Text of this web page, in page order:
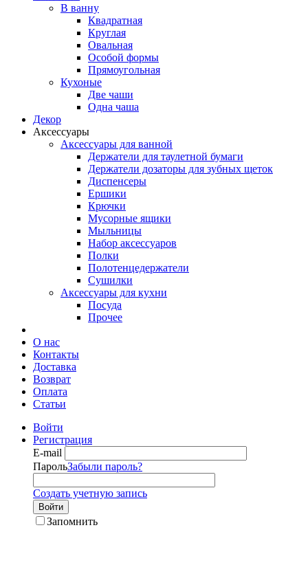
В ванну
Квадратная
Круглая
Овальная
Особой формы
Прямоугольная
Кухоные
Две чаши
Одна чаша
Декор
Аксессуары
Аксессуары для ванной
Держатели для таулетной бумаги
Держатели дозаторы для зубных щеток
Диспенсеры
Ершики
Крючки
Мусорные ящики
Мыльницы
Набор аксессуаров
Полки
Полотенцедержатели
Сушилки
Аксессуары для кухни
Посуда
Прочее
О нас
Контакты
Доставка
Возврат
Оплата
Статьи
Войти
Регистрация
E-mail
ПарольЗабыли пароль?
Создать учетную запись
Войти
Запомнить